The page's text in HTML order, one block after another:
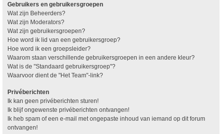
Gebruikers en gebruikersgroepen
Wat zijn Beheerders?
Wat zijn Moderators?
Wat zijn gebruikersgroepen?
Hoe word ik lid van een gebruikersgroep?
Hoe word ik een groepsleider?
Waarom staan verschillende gebruikersgroepen in een andere kleur?
Wat is de "Standaard gebruikersgroep"?
Waarvoor dient de "Het Team"-link?
Privéberichten
Ik kan geen privéberichten sturen!
Ik blijf ongewenste privéberichten ontvangen!
Ik heb spam of een e-mail met ongepaste inhoud van iemand op dit forum
ontvangen!